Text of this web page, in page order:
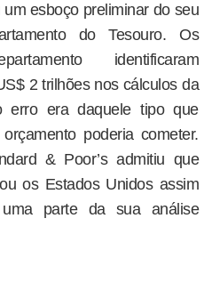
um esboço preliminar do seu
do Tesouro. Os
identificaram
2 trilhões nos cálculos da
erro era daquele tipo que
poderia cometer.
& Poor’s admitiu que
os Estados Unidos assim
parte da sua análise